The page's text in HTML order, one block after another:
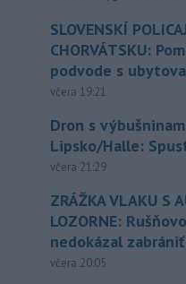
SLOVENSKÍ
CHORVÁTSKU:
podvode s
včera 19:21
Dron s
Lipsko/Halle:
včera 21:29
ZRÁŽKA VLAKU S
LOZORNE:
nedokázal zabrániť
včera 20:05